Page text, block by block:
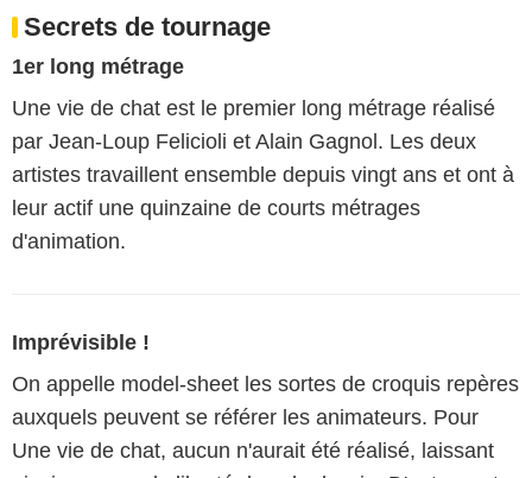
Secrets de tournage
1er long métrage
Une vie de chat est le premier long métrage réalisé
par Jean-Loup Felicioli et Alain Gagnol. Les deux
artistes travaillent ensemble depuis vingt ans et ont à
leur actif une quinzaine de courts métrages
d'animation.
Imprévisible !
On appelle model-sheet les sortes de croquis repères
auxquels peuvent se référer les animateurs. Pour
Une vie de chat, aucun n'aurait été réalisé, laissant